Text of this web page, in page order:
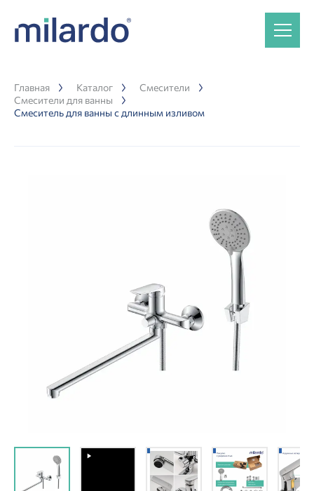
Главная Каталог
Смесители
Смесители для ванны
Смеситель для ванны с длинным изливом